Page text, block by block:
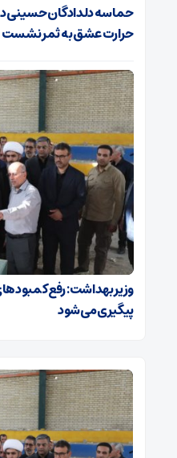
حماسه دلدادگان حسینی در
حرارت عشق به ثمر نشست
وزیر بهداشت: رفع
پیگیری می‌شود